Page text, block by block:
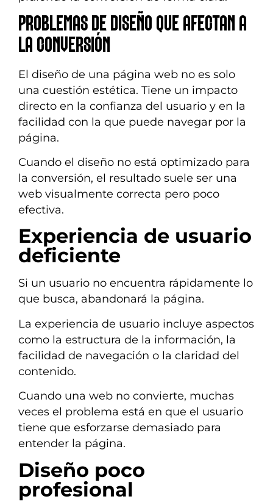
PROBLEMAS DE DISEÑO QUE AFECTAN A
LA CONVERSIÓN
El diseño de una página web no es solo
una cuestión estética. Tiene un impacto
directo en la confianza del usuario y en la
facilidad con la que puede navegar por la
página.
Cuando el diseño no está optimizado para
la conversión, el resultado suele ser una
web visualmente correcta pero poco
efectiva.
Experiencia de usuario
deficiente
Si un usuario no encuentra rápidamente lo
que busca, abandonará la página.
La experiencia de usuario incluye aspectos
como la estructura de la información, la
facilidad de navegación o la claridad del
contenido.
Cuando una web no convierte, muchas
veces el problema está en que el usuario
tiene que esforzarse demasiado para
entender la página.
Diseño poco
profesional